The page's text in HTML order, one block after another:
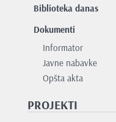
Biblioteka danas
Dokumenti
Informator
Javne nabavke
Opšta akta
PROJEKTI